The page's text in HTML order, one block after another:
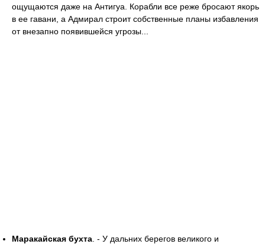
ощущаются даже на Антигуа. Корабли все реже бросают якорь
в ее гавани, а Адмирал строит собственные планы избавления
от внезапно появившейся угрозы...
Маракайская бухта . - У дальних берегов великого и